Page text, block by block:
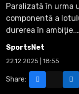
Paralizată în urma
componentă a
durerea în ambiție.…
SportsNet
22.12.2025 | 18:55
Share: